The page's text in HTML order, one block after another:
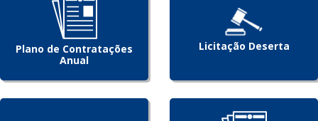
Plano de Contratações
Anual
Licitação Deserta